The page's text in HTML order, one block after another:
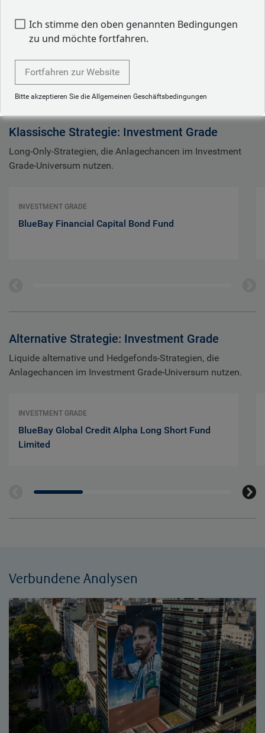
Investment Grade Fonds
Klassische Strategie: Investment Grade
Long-Only-Strategien, die Anlagechancen im Investment
Grade-Universum nutzen.
INVESTMENT GRADE
BlueBay Financial Capital Bond Fund
Alternative Strategie: Investment Grade
Liquide alternative und Hedgefonds-Strategien, die
Anlagechancen im Investment Grade-Universum nutzen.
INVESTMENT GRADE
BlueBay Global Credit Alpha Long Short Fund
Limited
Verbundene Analysen
Ich stimme den oben genannten Bedingungen
zu und möchte fortfahren.
Fortfahren zur Website
Bitte akzeptieren Sie die Allgemeinen Geschäftsbedingungen